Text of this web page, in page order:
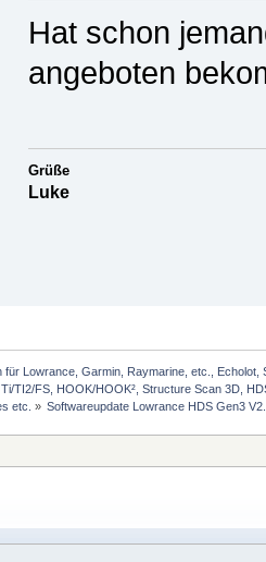
Hat schon
angeboten
Grüße
Luke
für Lowrance, Garmin, Raymarine, etc.,
TI2/FS, HOOK/HOOK², Structure Scan 3D,
etc. » Softwareupdate Lowrance HDS Gen3